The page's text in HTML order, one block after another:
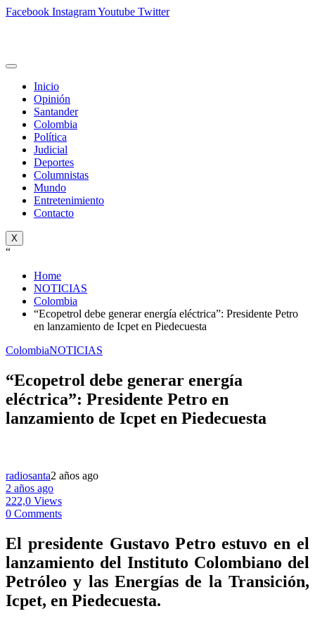
Facebook InstagramYoutube Twitter
Inicio
Opinión
Santander
Colombia
Política
Judicial
Deportes
Columnistas
Mundo
Entretenimiento
Contacto
X
“
Home
NOTICIAS
Colombia
“Ecopetrol debe generar energía eléctrica”: Presidente Petro
en lanzamiento de Icpet en Piedecuesta
ColombiaNOTICIAS
“Ecopetrol debe generar energía
eléctrica”: Presidente Petro en
lanzamiento de Icpet en Piedecuesta
radiosanta2 años ago
2 años ago
222,0 Views
0 Comments
El presidente Gustavo Petro estuvo en el
lanzamiento del Instituto Colombiano del
Petróleo y las Energías de la Transición,
Icpet, en Piedecuesta.